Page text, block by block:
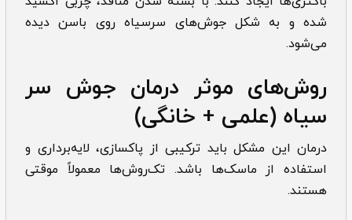
شده و به شکل جوش‌های سرسیاه روی باسن دیده
می‌شود.
روش‌های موثر درمان جوش سر
سياه (علمی + خانگی)
درمان این مشکل باید ترکیبی از پاکسازی، لایه‌برداری و
استفاده از ماسک‌ها باشد. تک‌روش‌ها معمولاً موقتی
هستند.